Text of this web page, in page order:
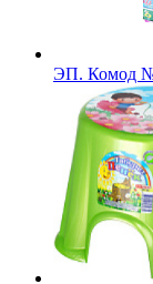
ЭП. Комод